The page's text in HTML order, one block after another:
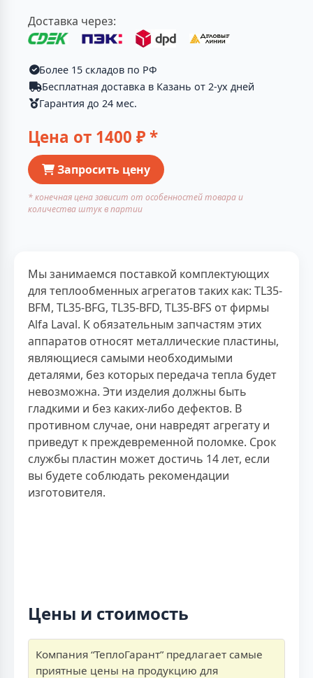
Доставка через:
Более 15 складов по РФ
Бесплатная доставка в Казань от 2-ух дней
Гарантия до 24 мес.
Цена от 1400 ₽ *
Запросить цену
* конечная цена зависит от особенностей товара и
количества штук в партии
Мы занимаемся поставкой комплектующих
для теплообменных агрегатов таких как: TL35-
BFM, TL35-BFG, TL35-BFD, TL35-BFS от фирмы
Alfa Laval. К обязательным запчастям этих
аппаратов относят металлические пластины,
являющиеся самыми необходимыми
деталями, без которых передача тепла будет
невозможна. Эти изделия должны быть
гладкими и без каких-либо дефектов. В
противном случае, они навредят агрегату и
приведут к преждевременной поломке. Срок
службы пластин может достичь 14 лет, если
вы будете соблюдать рекомендации
изготовителя.
Цены и стоимость
Компания “ТеплоГарант” предлагает самые
приятные цены на продукцию для